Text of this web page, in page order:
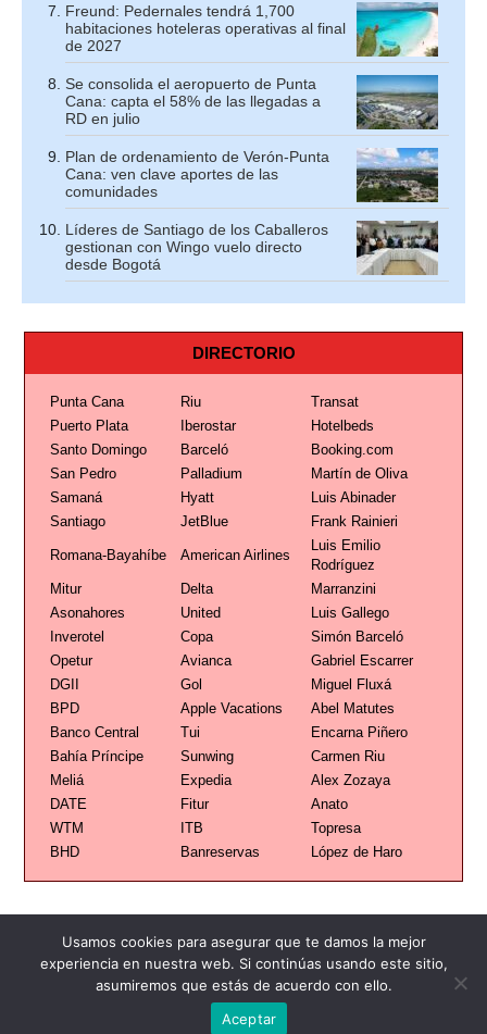
Freund: Pedernales tendrá 1,700
habitaciones hoteleras operativas al final
de 2027
Se consolida el aeropuerto de Punta
Cana: capta el 58% de las llegadas a
RD en julio
Plan de ordenamiento de Verón-Punta
Cana: ven clave aportes de las
comunidades
Líderes de Santiago de los Caballeros
gestionan con Wingo vuelo directo
desde Bogotá
DIRECTORIO
Punta Cana Riu
Transat
Puerto Plata
Iberostar
Hotelbeds
Santo Domingo
Barceló
Booking.com
San Pedro
Palladium
Martín de Oliva
Samaná
Hyatt
Luis Abinader
Santiago
JetBlue Frank Rainieri
Romana-Bayahíbe American Airlines
Luis Emilio
Rodríguez
Mitur
Delta
Marranzini
Asonahores
United
Luis Gallego
Inverotel
Copa
Simón Barceló
Opetur
Avianca
Gabriel Escarrer
DGII
Gol
Miguel Fluxá
BPD
Apple Vacations
Abel Matutes
Banco Central
Tui
Encarna Piñero
Bahía Príncipe
Sunwing
Carmen Riu
Meliá
Expedia
Alex Zozaya
DATE
Fitur
Anato
WTM
ITB
Topresa
BHD
Banreservas López de Haro
Usamos cookies para asegurar que te damos la mejor
experiencia en nuestra web. Si continúas usando este sitio,
asumiremos que estás de acuerdo con ello.
Aceptar
Publicidad Redacción Contacto
Todos los derechos reservados